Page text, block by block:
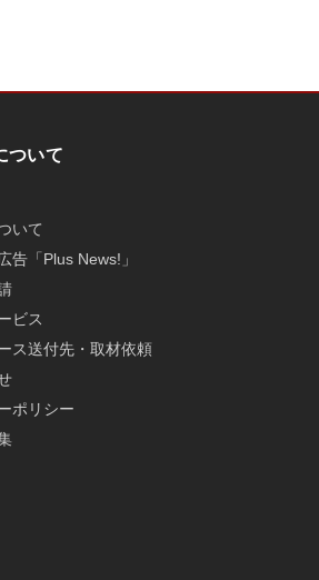
ついて
いて
告「Plus News!」
ビス
ス送付先・取材依頼
ポリシー